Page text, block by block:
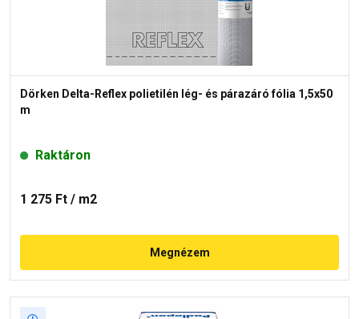
Dörken Delta-Reflex polietilén lég- és párazáró fólia 1,5x50
m
Raktáron
1 275 Ft / m2
Megnézem